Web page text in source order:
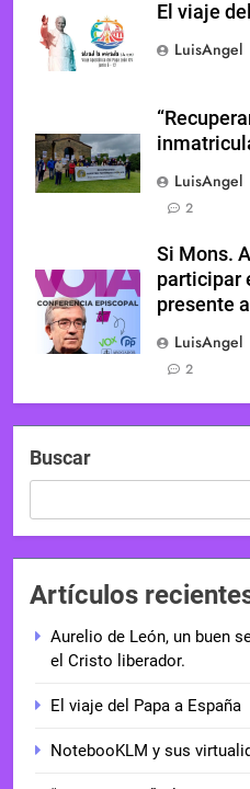
El viaje
LuisAngel
LuisAngel
2
Si Mons.
participar
presente
LuisAngel
2
Buscar
Artículos
Aurelio de León, un buen
el Cristo liberador.
El viaje del Papa a España
NotebooKLM y sus